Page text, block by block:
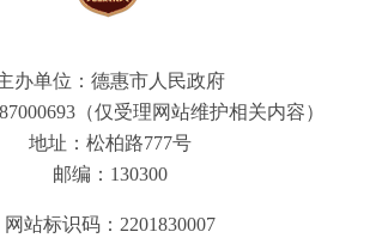
办单位：德惠市人民政府
（仅受理网站维护相关内容）
地址：松柏路777号
邮编：130300
网站标识码：2201830007